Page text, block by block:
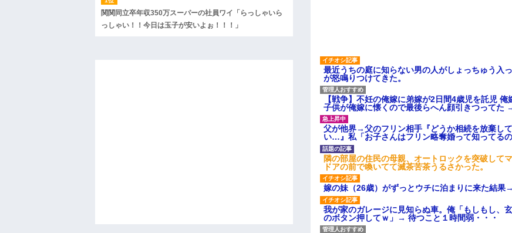
【愕然】白のクラウン俺氏、高速道路左車線を制限速度で走った結果
wwwwwwwwwwww
百年の恋12-899 食べた量を張り合ってくる
最近うちの庭に知らない男の人がしょっちゅう入
が怒鳴りつけてきた。
【戦争】不妊の俺嫁に弟嫁が2日間4歳児を託児
子供が俺嫁に懐くので最後らへん顔引きつって
父が他界→父のフリン相手『どうか相続を放棄し
い…』私「お子さんはフリン略奪婚って知ってる
隣の部屋の住民の母親、オートロックを突破して
ドアの前で喚いてて滅茶苦茶うるさかった。
嫁の妹（26歳）がずっとウチに泊まりに来た結果
我が家のガレージに見知らぬ車。俺「もしもし、
のボタン押してｗ」→ 待つこと１時間弱・・・
関関同立卒年収350万スーパーの社員ワイ「らっしゃいら
っしゃい！！今日は玉子が安いよぉ！！！」